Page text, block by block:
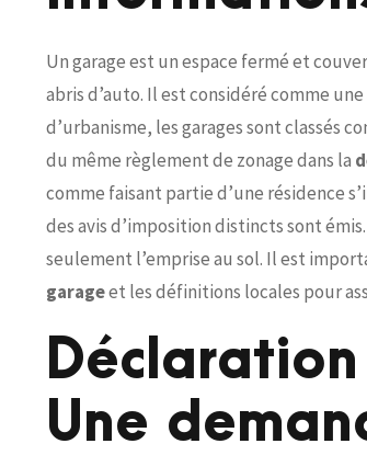
Un garage est un espace fermé et
abris d’auto. Il est considéré comme
d’urbanisme, les garages sont classés
du même règlement de zonage dans la
comme faisant partie d’une résidence
des avis d’imposition distincts sont
seulement l’emprise au sol. Il est
garageet les définitions locales pour
Une